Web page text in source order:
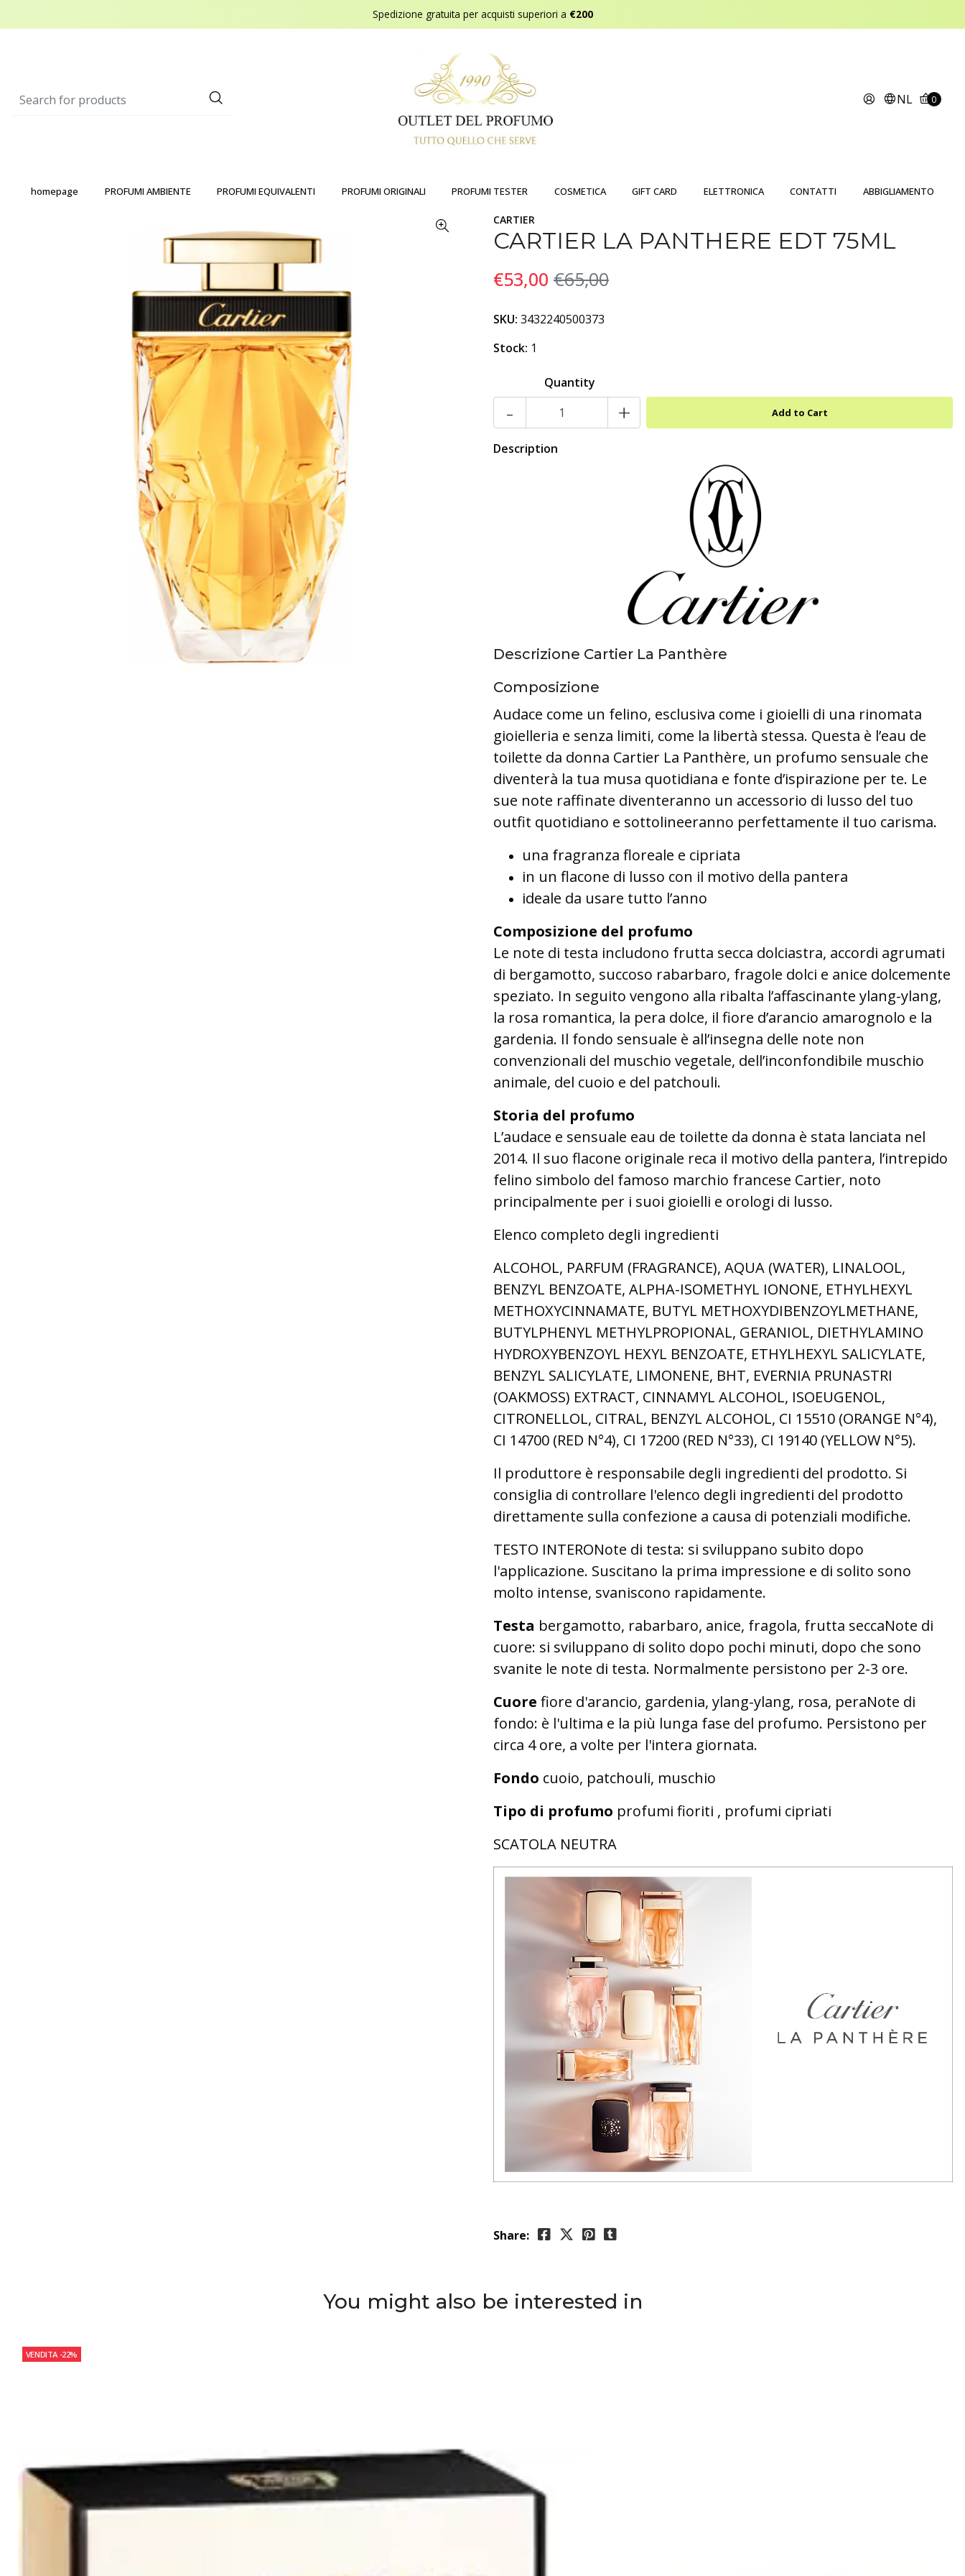
Spedizione gratuita per acquisti superiori a €200
NL 0
homepage PROFUMI AMBIENTE PROFUMI EQUIVALENTI PROFUMI ORIGINALI PROFUMI TESTER COSMETICA GIFT CARD ELETTRONICA CONTATTI ABBIGLIAMENTO
CARTIER
CARTIER LA PANTHERE EDT 75ML
€53,00 €65,00
SKU: 3432240500373
Stock: 1
Quantity
- +
Description
Descrizione Cartier La Panthère
Composizione
Audace come un felino, esclusiva come i gioielli di una rinomata
gioielleria e senza limiti, come la libertà stessa. Questa è l’eau de
toilette da donna Cartier La Panthère, un profumo sensuale che
diventerà la tua musa quotidiana e fonte d’ispirazione per te. Le
sue note raffinate diventeranno un accessorio di lusso del tuo
outfit quotidiano e sottolineeranno perfettamente il tuo carisma.
una fragranza floreale e cipriata
in un flacone di lusso con il motivo della pantera
ideale da usare tutto l’anno
Composizione del profumo
Le note di testa includono frutta secca dolciastra, accordi agrumati
di bergamotto, succoso rabarbaro, fragole dolci e anice dolcemente
speziato. In seguito vengono alla ribalta l’affascinante ylang-ylang,
la rosa romantica, la pera dolce, il fiore d’arancio amarognolo e la
gardenia. Il fondo sensuale è all’insegna delle note non
convenzionali del muschio vegetale, dell’inconfondibile muschio
animale, del cuoio e del patchouli.
Storia del profumo
L’audace e sensuale eau de toilette da donna è stata lanciata nel
2014. Il suo flacone originale reca il motivo della pantera, l’intrepido
felino simbolo del famoso marchio francese Cartier, noto
principalmente per i suoi gioielli e orologi di lusso.
Elenco completo degli ingredienti
ALCOHOL, PARFUM (FRAGRANCE), AQUA (WATER), LINALOOL,
BENZYL BENZOATE, ALPHA-ISOMETHYL IONONE, ETHYLHEXYL
METHOXYCINNAMATE, BUTYL METHOXYDIBENZOYLMETHANE,
BUTYLPHENYL METHYLPROPIONAL, GERANIOL, DIETHYLAMINO
HYDROXYBENZOYL HEXYL BENZOATE, ETHYLHEXYL SALICYLATE,
BENZYL SALICYLATE, LIMONENE, BHT, EVERNIA PRUNASTRI
(OAKMOSS) EXTRACT, CINNAMYL ALCOHOL, ISOEUGENOL,
CITRONELLOL, CITRAL, BENZYL ALCOHOL, CI 15510 (ORANGE N°4),
CI 14700 (RED N°4), CI 17200 (RED N°33), CI 19140 (YELLOW N°5).
Il produttore è responsabile degli ingredienti del prodotto. Si
consiglia di controllare l'elenco degli ingredienti del prodotto
direttamente sulla confezione a causa di potenziali modifiche.
TESTO INTERONote di testa: si sviluppano subito dopo
l'applicazione. Suscitano la prima impressione e di solito sono
molto intense, svaniscono rapidamente.
Testa bergamotto, rabarbaro, anice, fragola, frutta seccaNote di
cuore: si sviluppano di solito dopo pochi minuti, dopo che sono
svanite le note di testa. Normalmente persistono per 2-3 ore.
Cuore fiore d'arancio, gardenia, ylang-ylang, rosa, peraNote di
fondo: è l'ultima e la più lunga fase del profumo. Persistono per
circa 4 ore, a volte per l'intera giornata.
Fondo cuoio, patchouli, muschio
Tipo di profumo profumi fioriti , profumi cipriati
SCATOLA NEUTRA
Share:
You might also be interested in
VENDITA-22%